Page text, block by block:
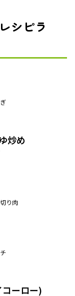
シピラ
炒め
り肉
ーロー)